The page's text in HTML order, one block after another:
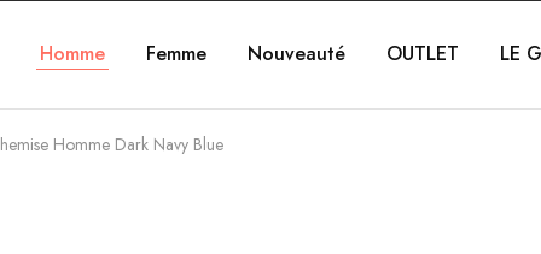
Homme Femme Nouveauté OUTLET LE
Homme Dark Navy Blue